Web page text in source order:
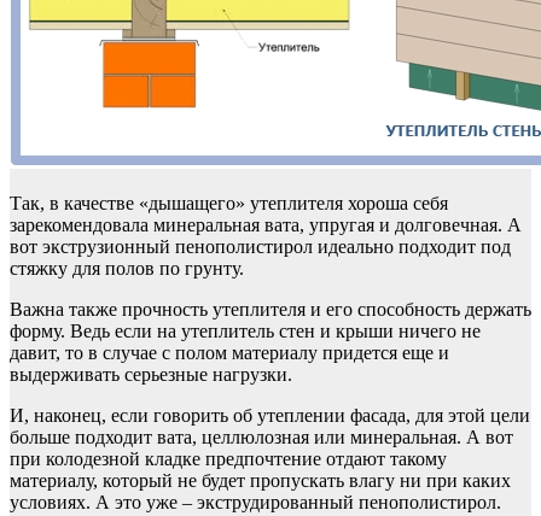
Так, в качестве «дышащего» утеплителя хороша себя
зарекомендовала минеральная вата, упругая и долговечная. А
вот экструзионный пенополистирол идеально подходит под
стяжку для полов по грунту.
Важна также прочность утеплителя и его способность держать
форму. Ведь если на утеплитель стен и крыши ничего не
давит, то в случае с полом материалу придется еще и
выдерживать серьезные нагрузки.
И, наконец, если говорить об утеплении фасада, для этой цели
больше подходит вата, целлюлозная или минеральная. А вот
при колодезной кладке предпочтение отдают такому
материалу, который не будет пропускать влагу ни при каких
условиях. А это уже – экструдированный пенополистирол.